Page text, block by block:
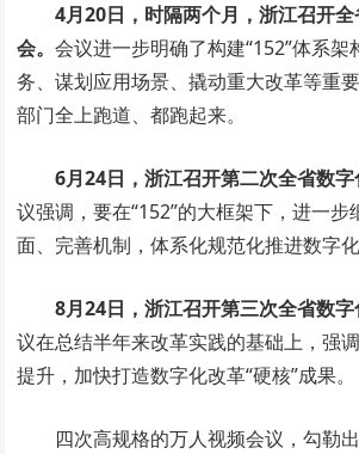
4月20日，时隔两个月，浙江召开
会。会议进一步明确了构建“152”体系架
务、谋划应用场景、撬动重大改革等重
部门全上跑道、都跑起来。
6月24日，浙江召开第二次全省数
议强调，要在“152”的大框架下，进一步
面、完善机制，体系化规范化推进数字化
8月24日，浙江召开第三次全省数
议在总结半年来改革实践的基础上，强
提升，加快打造数字化改革“硬核”成果。
四次高规格的万人视频会议，勾勒